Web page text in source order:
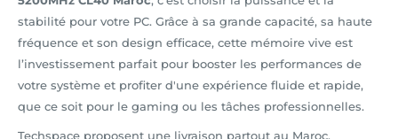
stabilité pour votre PC. Grâce à sa grande capacité, sa haute
fréquence et son design efficace, cette mémoire vive est
l’investissement parfait pour booster les performances de
votre système et profiter d'une expérience fluide et rapide,
que ce soit pour le gaming ou les tâches professionnelles.
Techspace proposent une livraison partout au Maroc.